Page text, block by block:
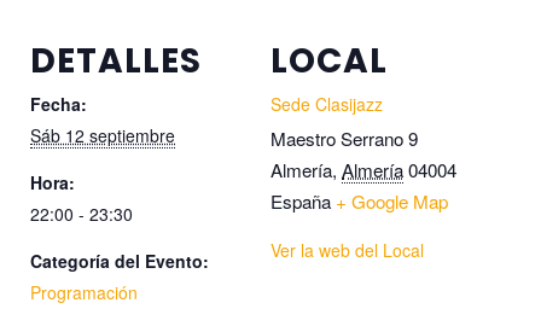
DETALLES
Fecha:
Sáb 12 septiembre
Hora:
22:00 - 23:30
Categoría del Evento:
Programación
LOCAL
Sede Clasijazz
Maestro Serrano 9
Almería, Almería04004
España + Google Map
Ver la web del Local